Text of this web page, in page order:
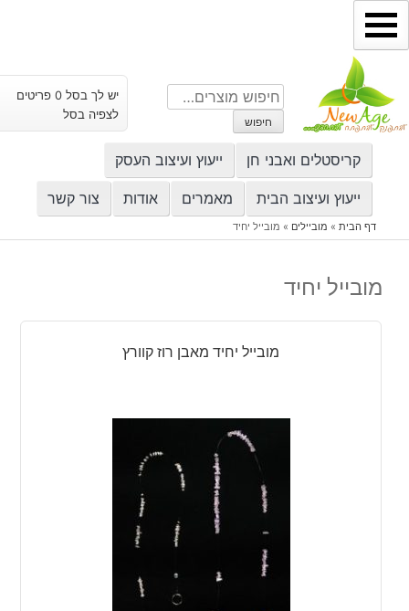
דילוג
לתוכן
חיפוש
עבור:
חיפוש
יש לך בסל 0 פריטים
לצפיה בסל
קריסטלים ואבני חן ייעוץ ועיצוב העסק
ייעוץ ועיצוב הבית מאמרים אודות צור קשר
דף הבית» מוביילים » מובייל יחיד
מובייל יחיד
מובייל יחיד מאבן רוז קוורץ